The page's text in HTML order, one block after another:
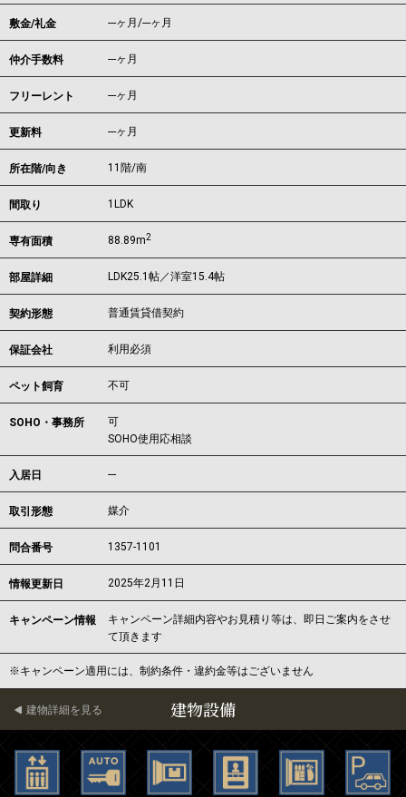
敷金/礼金 ---ヶ月/---ヶ月
仲介手数料 ---ヶ月
フリーレント ---ヶ月
更新料 ---ヶ月
所在階/向き 11階/南
間取り 1LDK
専有面積 88.89m2
部屋詳細 LDK25.1帖／洋室15.4帖
契約形態 普通賃貸借契約
保証会社 利用必須
ペット飼育 不可
SOHO・事務所
可
SOHO使用応相談
入居日 ---
取引形態 媒介
問合番号 1357-1101
情報更新日 2025年2月11日
キャンペーン情報
キャンペーン詳細内容やお見積り等は、即日ご案内をさせ
て頂きます
※キャンペーン適用には、制約条件・違約金等はございません
建物設備
建物詳細を見る